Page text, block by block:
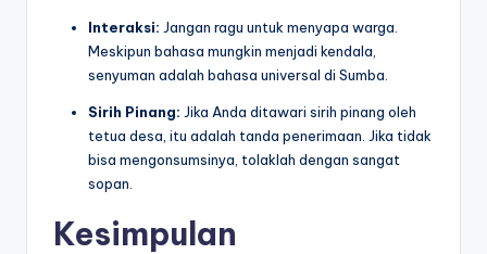
Interaksi: Jangan ragu untuk menyapa warga.
Meskipun bahasa mungkin menjadi kendala,
senyuman adalah bahasa universal di Sumba.
Sirih Pinang: Jika Anda ditawari sirih pinang oleh
tetua desa, itu adalah tanda penerimaan. Jika tidak
bisa mengonsumsinya, tolaklah dengan sangat
sopan.
Kesimpulan